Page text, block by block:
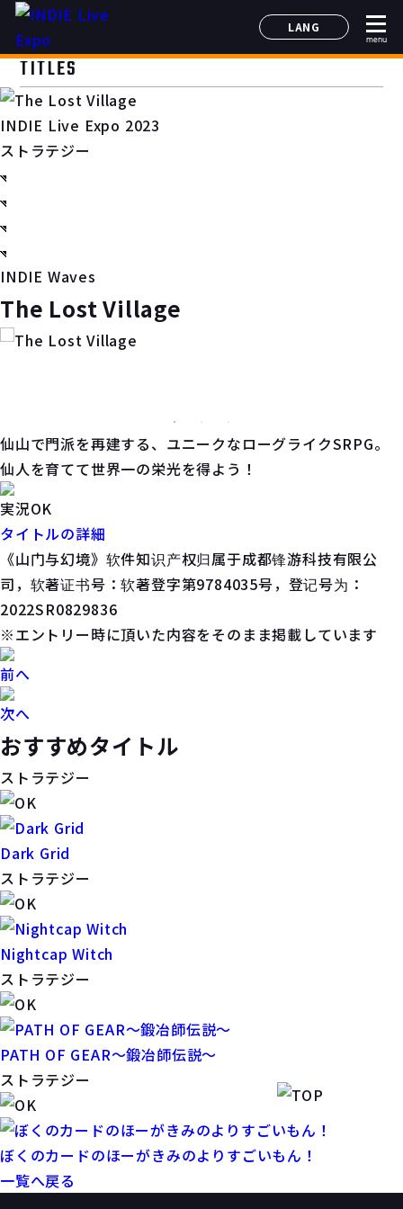
LANG
日本語
menu
TITLES
INDIE Live Expo 2023
ストラテジー
INDIE Waves
The Lost Village
仙山で門派を再建する、ユニークなローグライクSRPG。
仙人を育てて世界一の栄光を得よう！
実況OK
タイトルの詳細
《山门与幻境》软件知识产权归属于成都锋游科技有限公
司，软著证书号：软著登字第9784035号，登记号为：
2022SR0829836
※エントリー時に頂いた内容をそのまま掲載しています
前へ
次へ
おすすめタイトル
ストラテジー
Dark Grid
ストラテジー
Nightcap Witch
ストラテジー
PATH OF GEAR～鍛冶師伝説～
ストラテジー
ぼくのカードのほーがきみのよりすごいもん！
一覧へ戻る